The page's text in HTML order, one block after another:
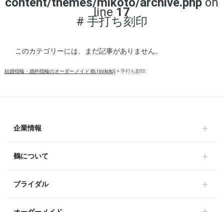
line 17
# 手打ち刻印
このカテゴリーには、まだ記事がありません。
結婚指輪・婚約指輪のオーダーメイド 鶴 (mikoto) > 手打ち刻印
企業情報
鶴について
ブライダル